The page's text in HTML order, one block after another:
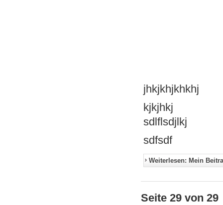
jhkjkhjkhkhj
kjkjhkj
sdlflsdjlkj
sdfsdf
Weiterlesen: Mein
Seite 29 von 29